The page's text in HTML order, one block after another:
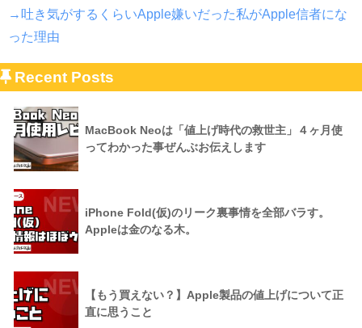
→吐き気がするくらいApple嫌いだった私がApple信者にな
った理由
Recent Posts
MacBook Neoは「値上げ時代の救世主」４ヶ月使
ってわかった事ぜんぶお伝えします
iPhone Fold(仮)のリーク裏事情を全部バラす。
Appleは金のなる木。
【もう買えない？】Apple製品の値上げについて正
直に思うこと